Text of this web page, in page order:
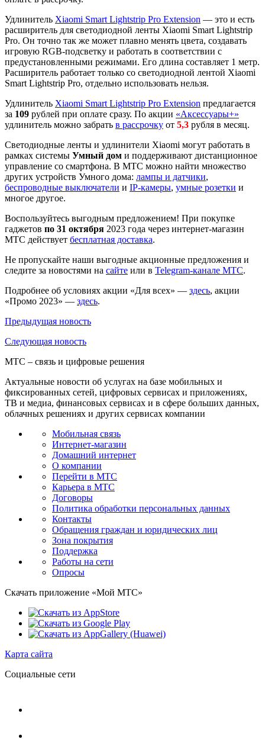
Удлинитель Xiaomi Smart Lightstrip Pro Extension — это и есть
расширитель для светодиодной ленты Xiaomi Smart Lightstrip
Pro. Он точно так же может плавно менять цвета, создавать
игровую RGB-подсветку и работать в соответствии с
предустановленными режимами. Его длина составляет 1 метр.
Расширитель работает только со светодиодной лентой Xiaomi
Smart Lightstrip Pro, отдельно использовать нельзя.
Удлинитель Xiaomi Smart Lightstrip Pro Extension предлагается
за 109 рублей при оплате сразу. По акции «Аксессуары+»
удлинитель можно забрать в рассрочку от 5,3 рубля в месяц.
Светодиодные ленты и удлинители Xiaomi могут работать в
рамках системы Умный дом и поддерживают дистанционное
управление со смартфона. В МТС можно найти множество
других устройств Умного дома: лампы и датчики,
беспроводные выключатели и IP-камеры, умные розетки и
многое другое.
Воспользуйтесь выгодным предложением! При покупке
гаджетов по 31 октября 2023 года через интернет-магазин
МТС действует бесплатная доставка.
Не пропускайте наши выгодные акционные предложения и
следите за новостями на сайте или в Telegram-канале МТС.
Подробнее об условиях акции «Для всех» — здесь, акции
«Промо 2023» — здесь.
Предыдущая новость
Следующая новость
МТС – связь и цифровые решения
Актуальные новости об услугах на базе мобильных и
фиксированных сетей, цифровых сервисах и приложениях,
ТВ и медиа, финансовых сервисах и в сфере больших данных,
облачных решениях и других сервисах компании
Мобильная связь
Интернет-магазин
Домашний интернет
О компании
Перейти в МТС
Карьера в МТС
Договоры
Политика обработки персональных данных
Контакты
Обращения граждан и юридических лиц
Зона покрытия
Поддержка
Работы на сети
Опросы
Скачать приложение «Мой МТС»
Карта сайта
Социальные сети